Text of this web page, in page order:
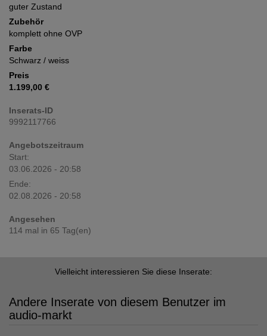
guter Zustand
Zubehör
komplett ohne OVP
Farbe
Schwarz / weiss
Preis
1.199,00 €
Inserats-ID
9992117766
Angebotszeitraum
Start:
03.06.2026 - 20:58
Ende:
02.08.2026 - 20:58
Angesehen
114 mal in 65 Tag(en)
Vielleicht interessieren Sie diese Inserate:
Andere Inserate von diesem Benutzer im
audio-markt